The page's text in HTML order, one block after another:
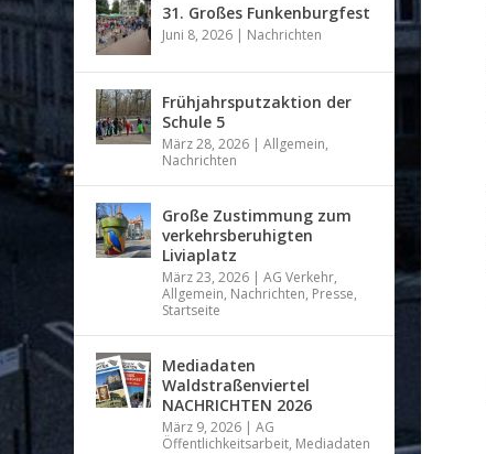
31. Großes Funkenburgfest
Juni 8, 2026 | Nachrichten
Frühjahrsputzaktion der
Schule 5
März 28, 2026 |Allgemein,
Nachrichten
Große Zustimmung zum
verkehrsberuhigten
Liviaplatz
März 23, 2026 |AG Verkehr,
Allgemein, Nachrichten, Presse,
Startseite
Mediadaten
Waldstraßenviertel
NACHRICHTEN 2026
März 9, 2026 |AG
Öffentlichkeitsarbeit, Mediadaten